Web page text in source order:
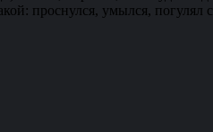
проснулся, умылся, погулял